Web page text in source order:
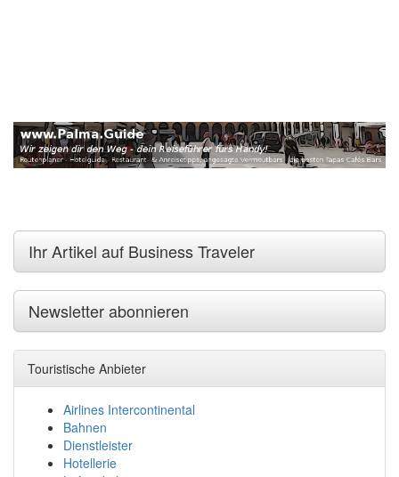
Ihr Artikel auf Business Traveler
Newsletter abonnieren
Touristische Anbieter
Airlines Intercontinental
Bahnen
Dienstleister
Hotellerie